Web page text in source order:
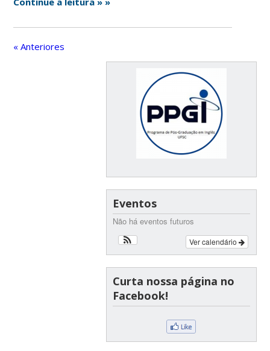
« Anteriores
Eventos
Não há eventos futuros
Ver calendário
Curta nossa página no
Facebook!